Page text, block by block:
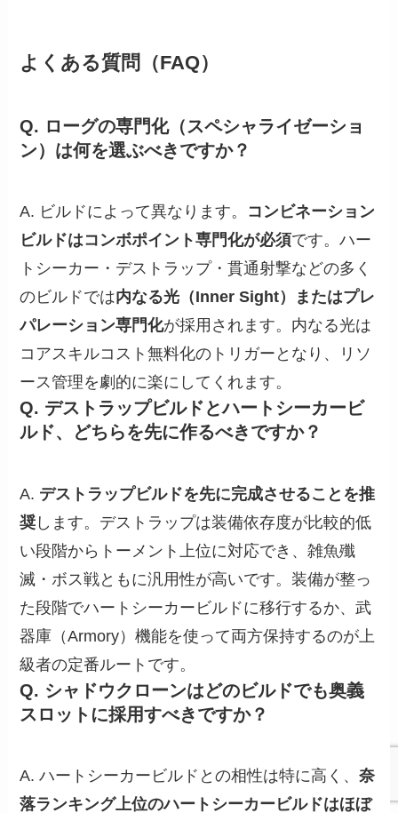
よくある質問（FAQ）
Q. ローグの専門化（スペシャライゼーショ
ン）は何を選ぶべきですか？
A. ビルドによって異なります。 コンビネーション
ビルドはコンボポイント専門化が必須です。ハー
トシーカー・デストラップ・貫通射撃などの多く
のビルドでは内なる光（Inner Sight）またはプレ
パレーション専門化が採用されます。内なる光は
コアスキルコスト無料化のトリガーとなり、リソ
ース管理を劇的に楽にしてくれます。
Q. デストラップビルドとハートシーカービ
ルド、どちらを先に作るべきですか？
A. デストラップビルドを先に完成させることを推
奨 します。デストラップは装備依存度が比較的低
い段階からトーメント上位に対応でき、雑魚殲
滅・ボス戦ともに汎用性が高いです。装備が整っ
た段階でハートシーカービルドに移行するか、武
器庫（Armory）機能を使って両方保持するのが上
級者の定番ルートです。
Q. シャドウクローンはどのビルドでも奥義
スロットに採用すべきですか？
A. ハートシーカービルドとの相性は特に高く、奈
落ランキング上位のハートシーカービルドはほぼ